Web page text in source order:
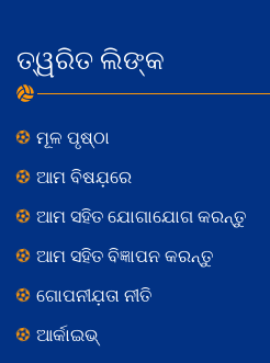
ତ୍ୱରିତ ଲିଙ୍କ
ମୂଳ ପୃଷ୍ଠା
ଆମ ବିଷଯ଼ରେ
ଆମ ସହିତ ଯୋଗାଯୋଗ କରନ୍ତୁ
ଆମ ସହିତ ବିଜ୍ଞାପନ କରନ୍ତୁ
ଗୋପନୀଯ଼ତା ନୀତି
ଆର୍କାଇଭ୍